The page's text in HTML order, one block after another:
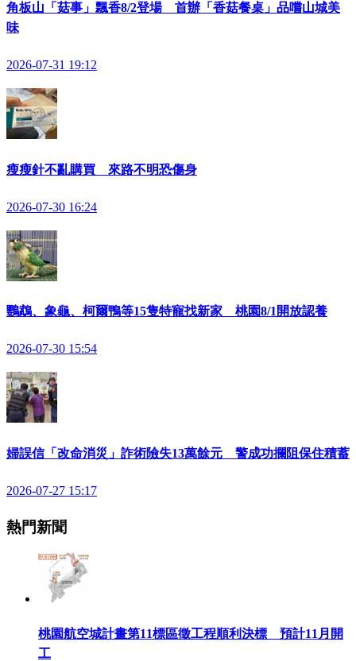
角板山「菇事」飄香8/2登場 首辦「香菇餐桌」品嚐山城美
味
2026-07-31 19:12
瘦瘦針不亂購買 來路不明恐傷身
2026-07-30 16:24
鸚鵡、象龜、柯爾鴨等15隻特寵找新家 桃園8/1開放認養
2026-07-30 15:54
婦誤信「改命消災」詐術險失13萬餘元 警成功攔阻保住積蓄
2026-07-27 15:17
熱門新聞
桃園航空城計畫第11標區徵工程順利決標 預計11月開
工